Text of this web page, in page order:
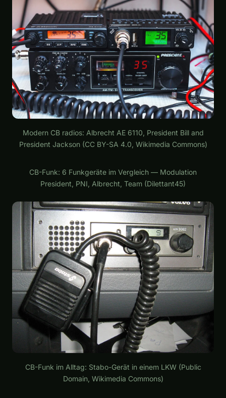
Modern CB radios: Albrecht AE 6110, President Bill and
President Jackson (CC BY-SA 4.0, Wikimedia Commons)
CB-Funk: 6 Funkgeräte im Vergleich — Modulation
President, PNI, Albrecht, Team (Dilettant45)
CB-Funk im Alltag: Stabo-Gerät in einem LKW (Public
Domain, Wikimedia Commons)